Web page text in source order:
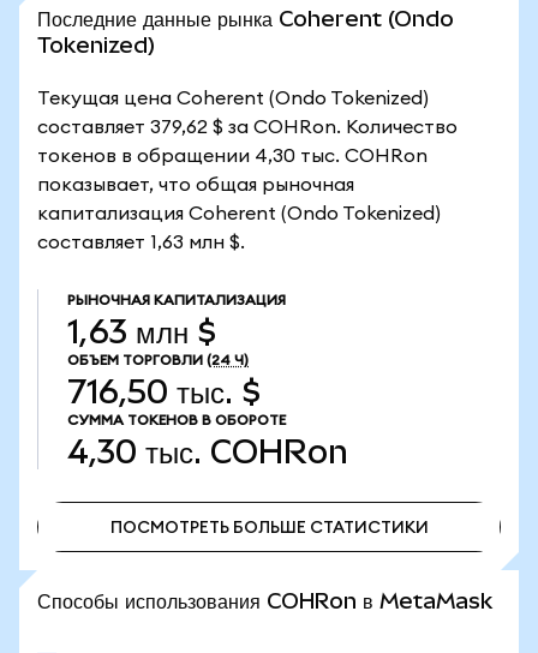
Последние данные рынка Coherent (Ondo
Tokenized)
Текущая цена Coherent (Ondo Tokenized)
составляет 379,62 $ за COHRon. Количество
токенов в обращении 4,30 тыс. COHRon
показывает, что общая рыночная
капитализация Coherent (Ondo Tokenized)
составляет 1,63 млн $.
РЫНОЧНАЯ КАПИТАЛИЗАЦИЯ
1,63 млн $
ОБЪЕМ ТОРГОВЛИ (24 Ч)
716,50 тыс. $
СУММА ТОКЕНОВ В ОБОРОТЕ
4,30 тыс. COHRon
ПОСМОТРЕТЬ БОЛЬШЕ СТАТИСТИКИ
Способы использования COHRon в MetaMask